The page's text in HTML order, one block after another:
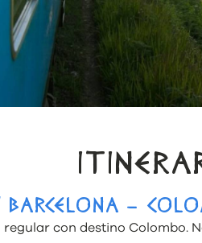
–
regular con destino Colombo.